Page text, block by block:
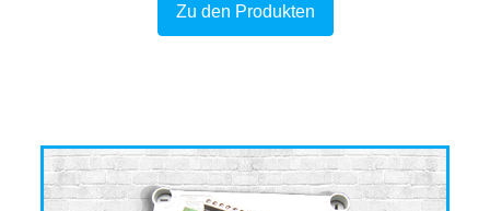
Zu den Produkten